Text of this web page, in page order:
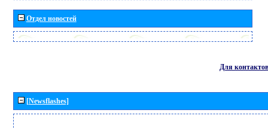
Отдел новостей
Для контактов
[Newsflashes]